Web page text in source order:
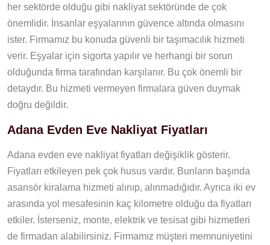
her sektörde olduğu gibi nakliyat sektöründe de çok
önemlidir. İnsanlar eşyalarının güvence altında olmasını
ister. Firmamız bu konuda güvenli bir taşımacılık hizmeti
verir. Eşyalar için sigorta yapılır ve herhangi bir sorun
olduğunda firma tarafından karşılanır. Bu çok önemli bir
detaydır. Bu hizmeti vermeyen firmalara güven duymak
doğru değildir.
Adana Evden Eve Nakliyat Fiyatları
Adana evden eve nakliyat fiyatları değişiklik gösterir.
Fiyatları etkileyen pek çok husus vardır. Bunların başında
asansör kiralama hizmeti alınıp, alınmadığıdır. Ayrıca iki ev
arasında yol mesafesinin kaç kilometre olduğu da fiyatları
etkiler. İsterseniz, monte, elektrik ve tesisat gibi hizmetleri
de firmadan alabilirsiniz. Firmamız müşteri memnuniyetini